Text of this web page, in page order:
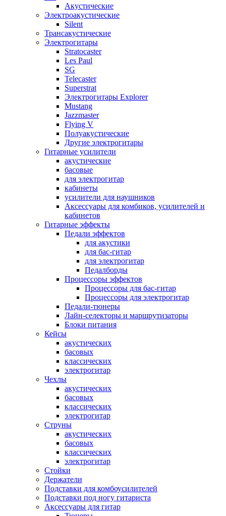
Акустические
Электроакустические
Silent
Трансакустические
Электрогитары
Stratocaster
Les Paul
SG
Telecaster
Superstrat
Электрогитары Explorer
Mustang
Jazzmaster
Flying V
Полуакустические
Другие электрогитары
Гитарные усилители
акустические
басовые
для электрогитар
кабинеты
усилители для наушников
Аксессуары для комбиков, усилителей и
кабинетов
Гитарные эффекты
Педали эффектов
для акустики
для бас-гитар
для электрогитар
Педалборды
Процессоры эффектов
Процессоры для бас-гитар
Процессоры для электрогитар
Педали-тюнеры
Лайн-селекторы и маршрутизаторы
Блоки питания
Кейсы
акустических
басовых
классических
электрогитар
Чехлы
акустических
басовых
классических
электрогитар
Струны
акустических
басовых
классических
электрогитар
Стойки
Держатели
Подставки для комбоусилителей
Подставки под ногу гитариста
Аксессуары для гитар